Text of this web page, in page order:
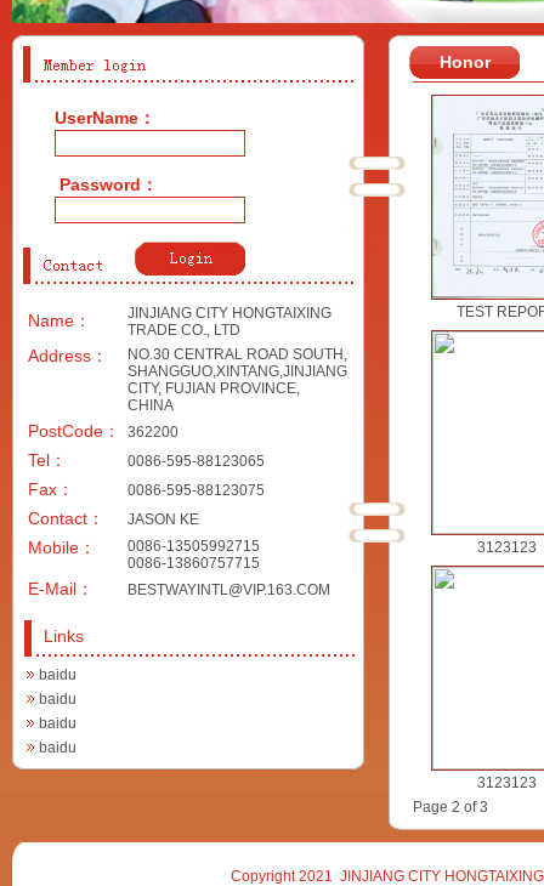
UserName：
Password：
Name：
JINJIANG CITY HONGTAIXING
TRADE CO., LTD
Address：
NO.30 CENTRAL ROAD SOUTH,
SHANGGUO,XINTANG,JINJIANG
CITY, FUJIAN PROVINCE,
CHINA
PostCode： 362200
Tel： 0086-595-88123065
Fax： 0086-595-88123075
Contact： JASON KE
Mobile：
0086-13505992715
0086-13860757715
E-Mail： BESTWAYINTL@VIP.163.COM
Links
baidu
baidu
baidu
baidu
Honor
TEST
3123123
3123123
Page 2 of 3
Copyright 2021 JINJIANG CITY